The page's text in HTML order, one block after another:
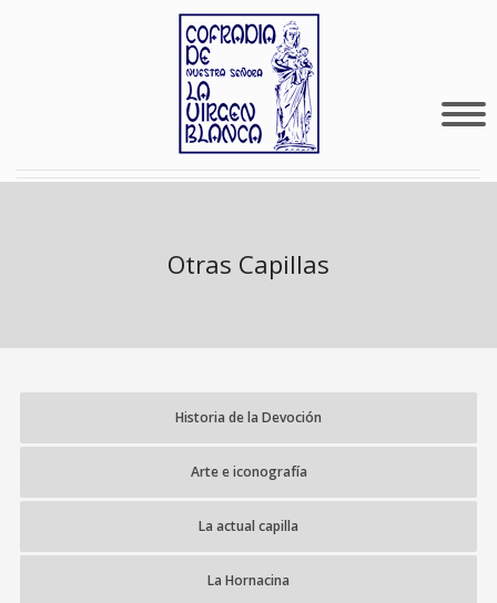
Otras Capillas
Historia de la Devoción
Arte e iconografía
La actual capilla
La Hornacina